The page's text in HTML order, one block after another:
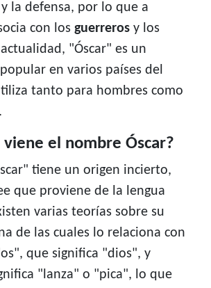
y la defensa, por lo que a
con los guerreros y los
"Óscar" es un
en varios países del
tanto para hombres como
viene el nombre Óscar?
tiene un origen incierto,
que proviene de la lengua
varias teorías sobre su
de las cuales lo relaciona con
que significa "dios", y
"lanza" o "pica", lo que